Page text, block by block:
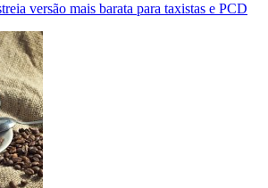
versão mais barata para taxistas e PCD